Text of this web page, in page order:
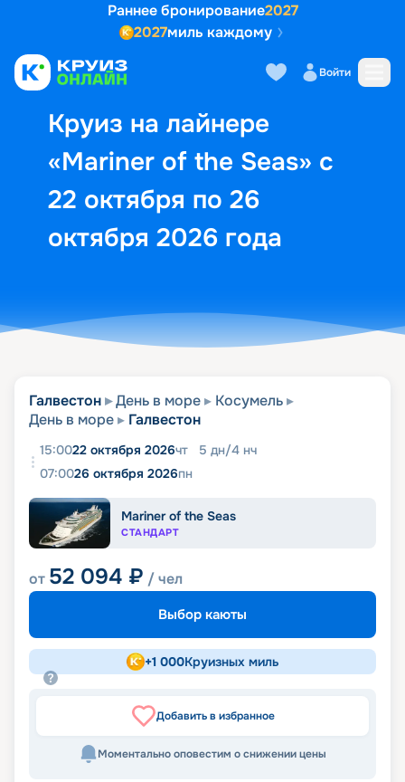
Раннее бронирование2027
2027миль каждому
Войти
Круиз на лайнере
«Mariner of the Seas» с
22 октября по 26
октября 2026 года
Выбор кают Маршрут и
Галвестон День в море
Косумель
День в море
Галвестон
15:0022 октября 2026чт 5 дн/4 нч
07:0026 октября 2026пн
Mariner of the Seas
СТАНДАРТ
от 52 094 ₽ / чел
Выбор каюты
+1 000Круизных миль
Добавить в избранное
Моментально оповестим о снижении цены